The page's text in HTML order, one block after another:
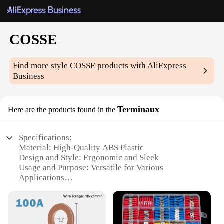
COSSE
Find more styleCOSSE products with AliExpress
Business
Here are the products found in the Terminaux
Specifications:
Material: High-Quality ABS Plastic
Design and Style: Ergonomic and Sleek
Usage and Purpose: Versatile for Various
Applications
or Travel
Performance and Property: Durable and Long-